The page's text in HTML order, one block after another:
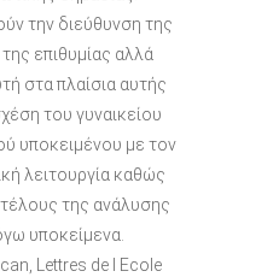
την διεύθυνση της
επιθυμίας αλλά
στα πλαίσια αυτής
του γυναικείου
υποκειμένου με τον
λειτουργία καθώς
της ανάλυσης
υποκείμενα.
Lettres de l Ecole